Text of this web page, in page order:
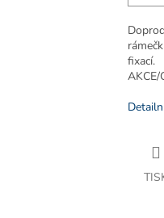
fixací.
AKCE/